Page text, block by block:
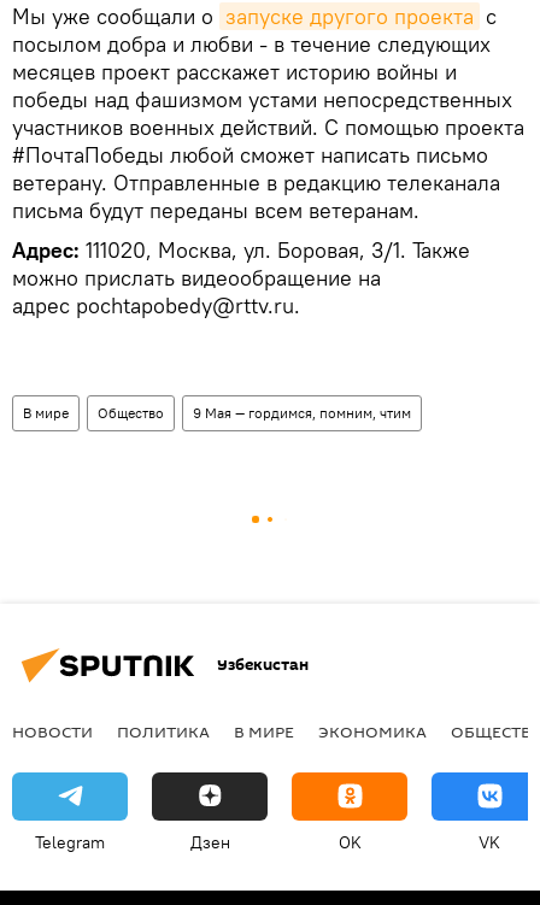
Мы уже сообщали о запуске другого проекта с
посылом добра и любви - в течение следующих
месяцев проект расскажет историю войны и
победы над фашизмом устами непосредственных
участников военных действий. С помощью проекта
#ПочтаПобеды любой сможет написать письмо
ветерану. Отправленные в редакцию телеканала
письма будут переданы всем ветеранам.
Адрес: 111020, Москва, ул. Боровая, 3/1. Также
можно прислать видеообращение на
адрес pochtapobedy@rttv.ru.
В мире Общество 9 Мая — гордимся, помним, чтим
Узбекистан
НОВОСТИ ПОЛИТИКА В МИРЕ ЭКОНОМИКА
Telegram Дзен OK VK